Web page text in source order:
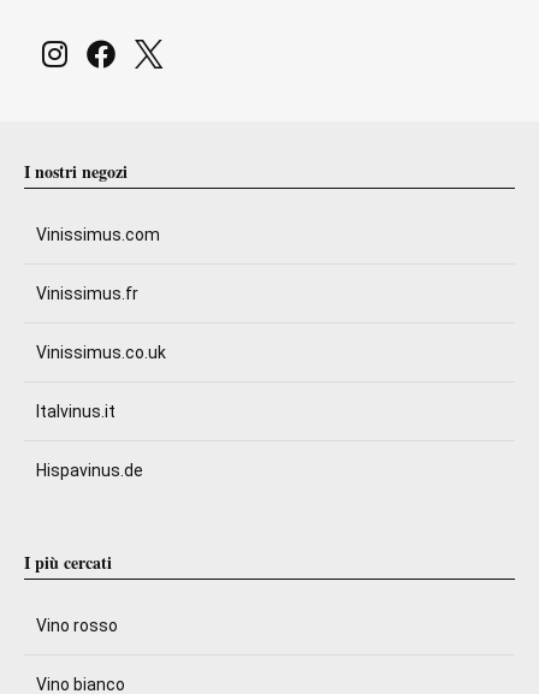
I nostri negozi
Vinissimus.com
Vinissimus.fr
Vinissimus.co.uk
Italvinus.it
Hispavinus.de
I più cercati
Vino rosso
Vino bianco